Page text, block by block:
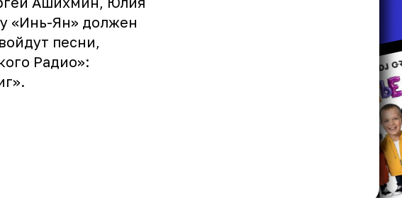
«Инь-Ян» должен
песни,
Радио»: